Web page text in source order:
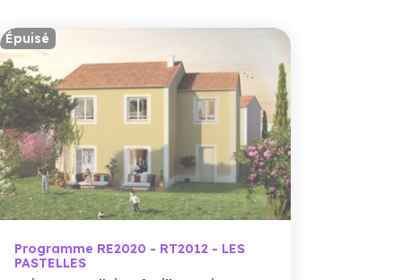
Épuisé
Programme RE2020 - RT2012 - LES
PASTELLES